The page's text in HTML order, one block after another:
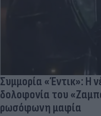
Συμμορία «Έντικ»: Η
δολοφονία του
ρωσόφωνη μαφία